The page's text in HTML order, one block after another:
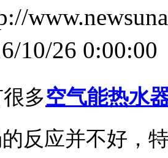
10/26 0:00:00
多空气能热水
反应并不好，